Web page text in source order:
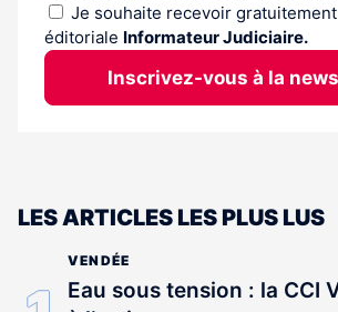
Je souhaite recevoir
éditoriale Informateur Judiciaire.
Inscrivez-vous à la
LES ARTICLES LES PLUS LUS
VENDÉE
Eau sous tension : la CCI